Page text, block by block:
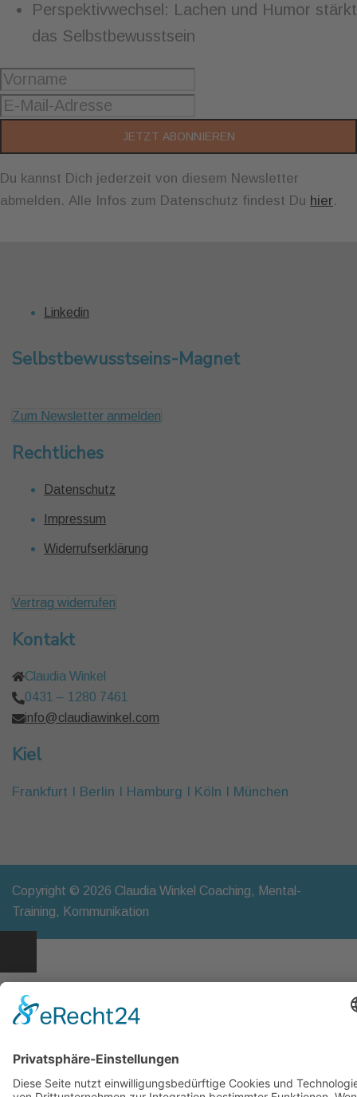
Perspektivwechsel: Lachen und Humor stärkt
das Selbstbewusstsein
JETZT ABONNIEREN
Du kannst Dich jederzeit von diesem Newsletter
abmelden. Alle Infos zum Datenschutz findest Du hier.
Linkedin
Selbstbewusstseins-Magnet
Zum Newsletter anmelden
Rechtliches
Datenschutz
Impressum
Widerrufserklärung
Vertrag widerrufen
Kontakt
Claudia Winkel
0431 – 1280 7461
info@claudiawinkel.com
Kiel
Frankfurt I Berlin I Hamburg I Köln I München
Copyright © 2026 Claudia Winkel Coaching, Mental-
Training, Kommunikation